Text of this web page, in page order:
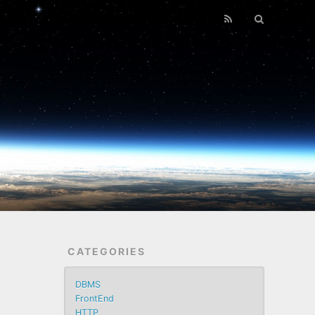
CATEGORIES
DBMS
FrontEnd
HTTP